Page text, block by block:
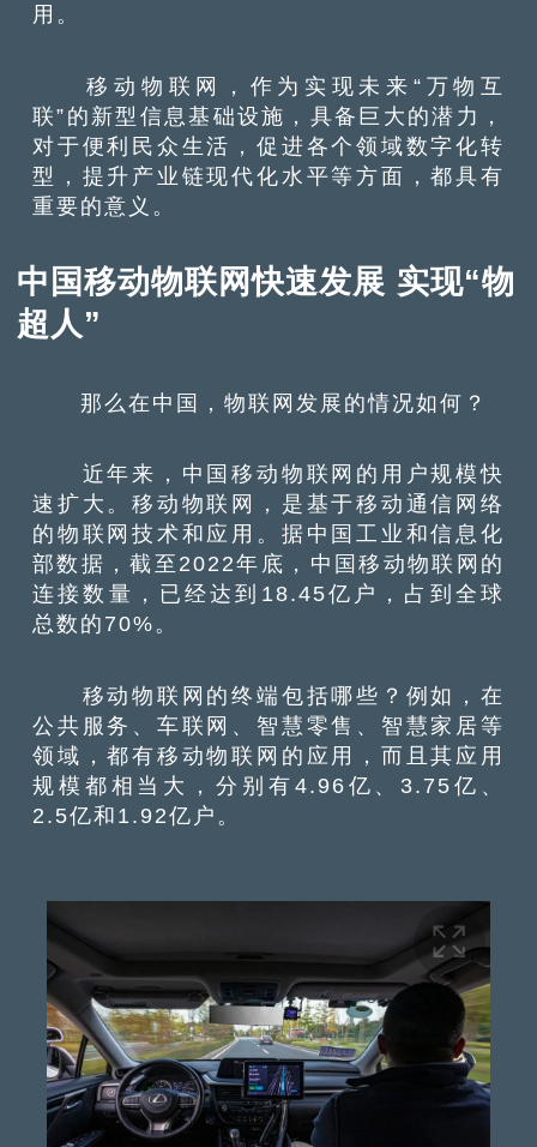
用。
移动物联网，作为实现未来“万物互
联”的新型信息基础设施，具备巨大的潜力，
对于便利民众生活，促进各个领域数字化转
型，提升产业链现代化水平等方面，都具有
重要的意义。
中国移动物联网快速发展 实现“物
超人”
那么在中国，物联网发展的情况如何？
近年来，中国移动物联网的用户规模快
速扩大。移动物联网，是基于移动通信网络
的物联网技术和应用。据中国工业和信息化
部数据，截至2022年底，中国移动物联网的
连接数量，已经达到18.45亿户，占到全球
总数的70%。
移动物联网的终端包括哪些？例如，在
公共服务、车联网、智慧零售、智慧家居等
领域，都有移动物联网的应用，而且其应用
规模都相当大，分别有4.96亿、3.75亿、
2.5亿和1.92亿户。